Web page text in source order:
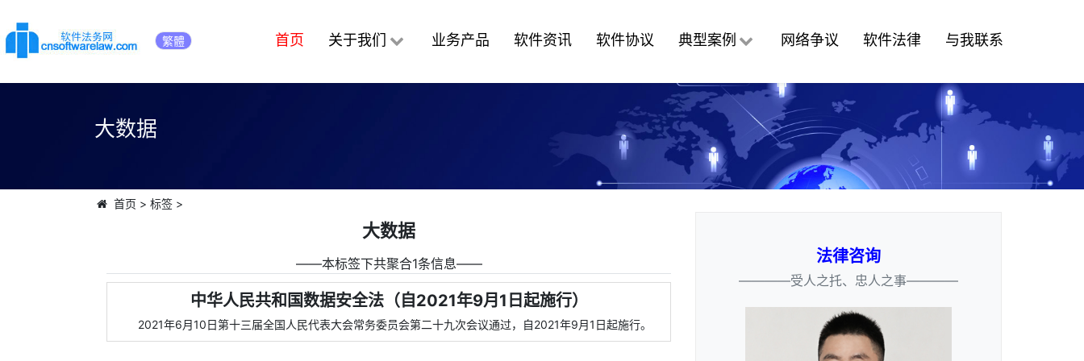
繁體 首页 关于我们 业务产品 软件资讯 软件协议 典型案例 网络争议 软件法律 与我联系
大数据
首页 > 标签>
大数据
――本标签下共聚合1条信息――
中华人民共和国数据安全法（自2021年9月1日起施行）
2021年6月10日第十三届全国人民代表大会常务委员会第二十九次会议通过，自2021年9月1日起施行。
法律咨询
————受人之托、忠人之事————